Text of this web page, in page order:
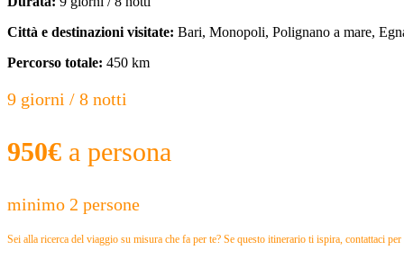
Città e destinazioni visitate: Bari, Monopoli, Polignano a mare,
Percorso totale: 450 km
9 giorni / 8 notti
950€ a persona
minimo 2 persone
Sei alla ricerca del viaggio su misura che fa per te? Se questo itinerario ti ispira, contattaci